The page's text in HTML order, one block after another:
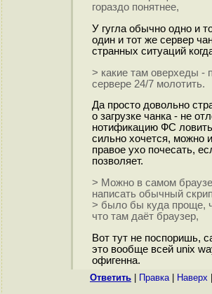
гораздо понятнее,
У гугла обычно одно и
один и тот же сервер
странных ситуаций
> какие там оверхеды -
сервере 24/7 молотить.
Да просто довольно
о загрузке чанка - не
нотификацию ФС
сильно хочется, можно
правое ухо почесать,
позволяет.
> Можно в самом
написать обычный
> было бы куда проще,
что там даёт браузер,
Вот тут не поспоришь,
это вообще всей unix
офигенна.
Ответить Правка| Наверх